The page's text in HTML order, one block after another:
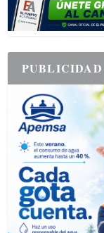
PUBLICIDAD